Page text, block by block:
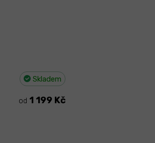
Skladem
od 1 199 Kč